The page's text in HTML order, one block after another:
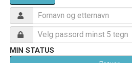
MIN STATUS